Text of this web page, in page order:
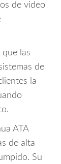
de video
que las
de
la
ATA
de alta
Su